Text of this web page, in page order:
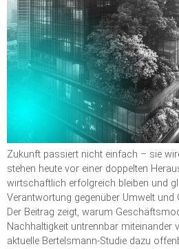
Zukunft passiert nicht einfach – sie
stehen heute vor einer doppelten
wirtschaftlich erfolgreich bleiben und
Verantwortung gegenüber Umwelt und
Der Beitrag zeigt, warum
Nachhaltigkeit untrennbar miteinander
aktuelle Bertelsmann-Studie dazu